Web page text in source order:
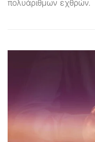
πολυάριθμων εχθρών.